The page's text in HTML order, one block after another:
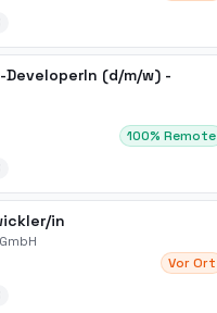
DeveloperIn (d/m/w) -
100% Remote
in
Vor Ort